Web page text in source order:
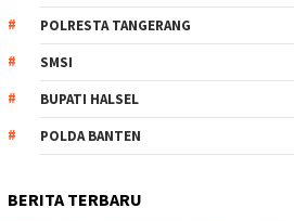
POLRESTA TANGERANG
SMSI
BUPATI HALSEL
POLDA BANTEN
BERITA TERBARU